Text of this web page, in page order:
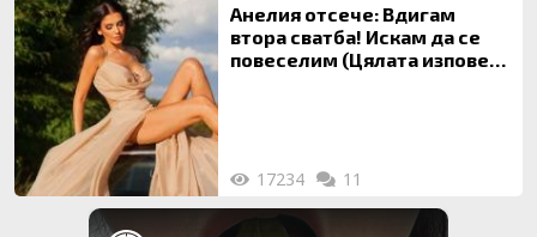
Анелия отсече: Вдигам
втора сватба! Искам да се
повеселим (Цялата изповед
17234 11